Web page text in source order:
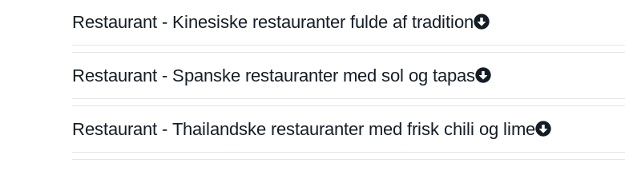
Restaurant - Kinesiske restauranter fulde af tradition
Restaurant - Spanske restauranter med sol og tapas
Restaurant - Thailandske restauranter med frisk chili og lime